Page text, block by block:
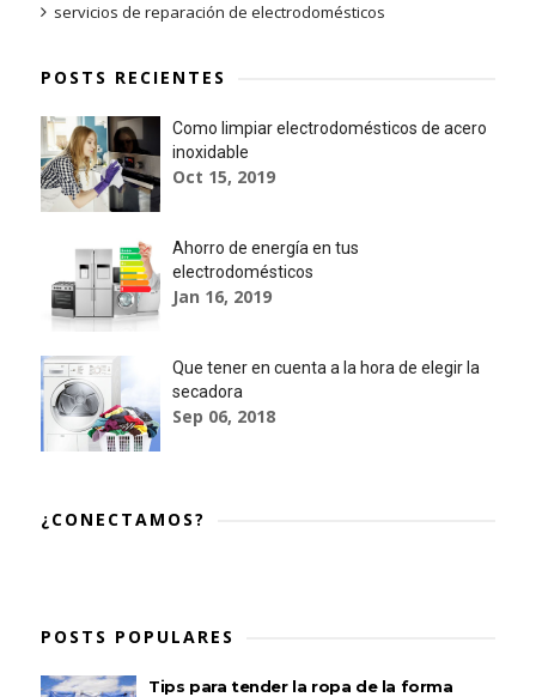
servicios de reparación de electrodomésticos
POSTS RECIENTES
Como limpiar electrodomésticos de acero
inoxidable
Oct 15, 2019
Ahorro de energía en tus
electrodomésticos
Jan 16, 2019
Que tener en cuenta a la hora de elegir la
secadora
Sep 06, 2018
¿CONECTAMOS?
POSTS POPULARES
Tips para tender la ropa de la forma